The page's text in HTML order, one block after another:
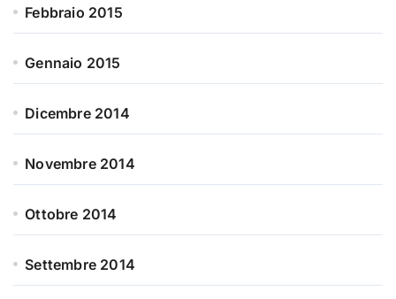
Febbraio 2015
Gennaio 2015
Dicembre 2014
Novembre 2014
Ottobre 2014
Settembre 2014